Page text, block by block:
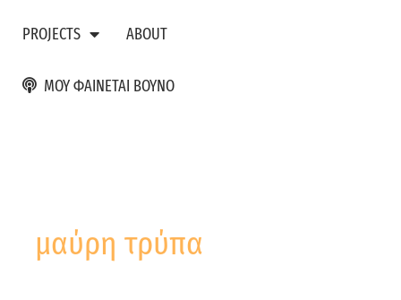
PROJECTS ABOUT
ΜΟΥ ΦΑΙΝΕΤΑΙ ΒΟΥΝΟ
μαύρη τρύπα